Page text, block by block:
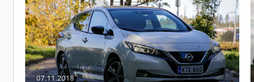
07.11.2018